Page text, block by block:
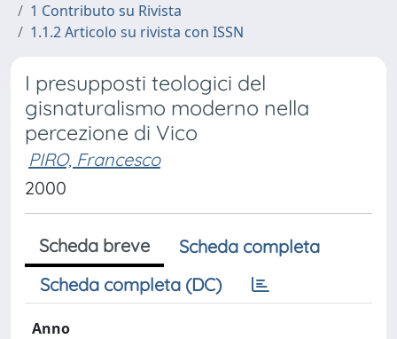
1 Contributo su Rivista
1.1.2 Articolo su rivista con ISSN
I presupposti teologici del
gisnaturalismo moderno nella
percezione di Vico
PIRO, Francesco
2000
Scheda breve
Scheda completa
Scheda completa (DC)
Anno